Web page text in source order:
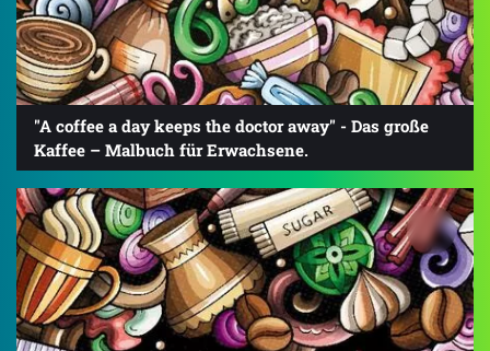
"A coffee a day keeps the doctor away" - Das große
Kaffee – Malbuch für Erwachsene.